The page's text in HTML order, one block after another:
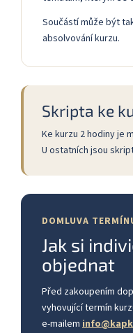
Součástí může být
absolvování kurzu.
Skripta ke
Ke kurzu 2 hodiny je
U ostatních jsou
DOMLUVA
Jak si
objednat
Před zakoupením
vyhovující termín
e-mailem